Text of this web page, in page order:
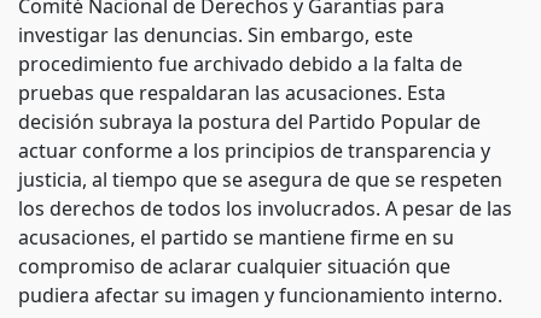
Comité Nacional de Derechos y Garantías para
investigar las denuncias. Sin embargo, este
procedimiento fue archivado debido a la falta de
pruebas que respaldaran las acusaciones. Esta
decisión subraya la postura del Partido Popular de
actuar conforme a los principios de transparencia y
justicia, al tiempo que se asegura de que se respeten
los derechos de todos los involucrados. A pesar de las
acusaciones, el partido se mantiene firme en su
compromiso de aclarar cualquier situación que
pudiera afectar su imagen y funcionamiento interno.